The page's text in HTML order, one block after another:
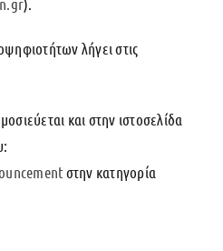
λήγει στις
και στην ιστοσελίδα
στην κατηγορία